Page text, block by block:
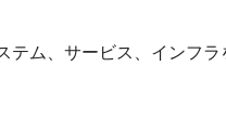
テム、サービス、インフ